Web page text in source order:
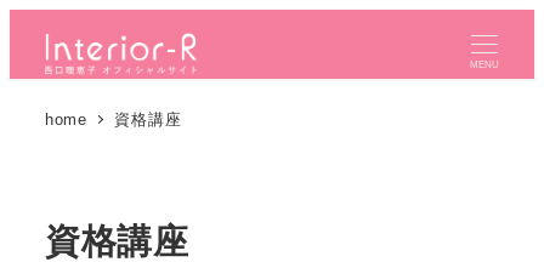
MENU
home 資格講座
資格講座